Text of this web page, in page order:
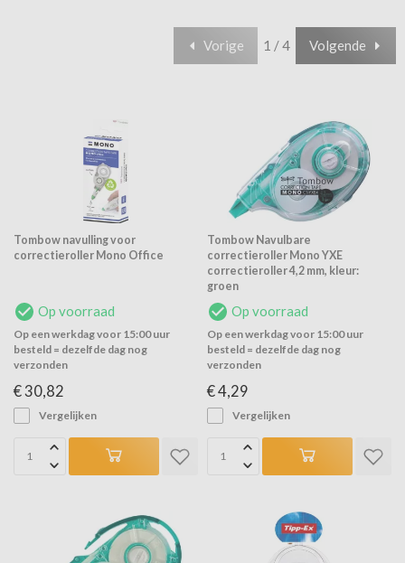
Vorige 1 / 4 Volgende
Tombow navulling voor
correctieroller Mono Office
Op voorraad
Op een werkdag voor 15:00 uur
besteld = dezelfde dag nog
verzonden
€ 30,82
Vergelijken
Tombow Navulbare
correctieroller Mono YXE
correctieroller 4,2 mm, kleur:
groen
Op voorraad
Op een werkdag voor 15:00 uur
besteld = dezelfde dag nog
verzonden
€ 4,29
Vergelijken